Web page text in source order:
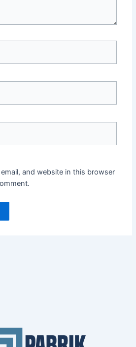
and website in this browser